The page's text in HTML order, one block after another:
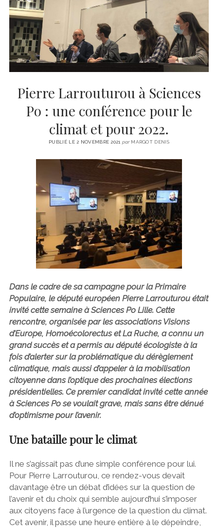
CINÉMA
ÉCONOMIE
SPORT
MÉDIAS
SANTÉ
instagram
emailemail-
form
Pierre Larrouturou à Sciences
Po : une conférence pour le
climat et pour 2022.
PUBLIÉ LE 2 NOVEMBRE 2021 parMARGOT DENIS
Dans le cadre de sa campagne pour la Primaire
Populaire, le député européen Pierre Larrouturou était
invité cette semaine à Sciences Po Lille. Cette
rencontre, organisée par les associations Visions
d’Europe, Homoécolorectus et La Ruche, a connu un
grand succès et a permis au député écologiste à la
fois d’alerter sur la problématique du dérèglement
climatique, mais aussi d’appeler à la mobilisation
citoyenne dans l’optique des prochaines élections
présidentielles. Ce premier candidat invité cette année
à Sciences Po se voulait grave, mais sans être dénué
d’optimisme pour l’avenir.
Une bataille pour le climat
Il ne s’agissait pas d’une simple conférence pour lui.
Pour Pierre Larrouturou, ce rendez-vous devait
davantage être un débat d’idées sur la question de
l’avenir et du choix qui semble aujourd’hui s’imposer
aux citoyens face à l’urgence de la question du climat.
Cet avenir, il passe une heure entière à le dépeindre,